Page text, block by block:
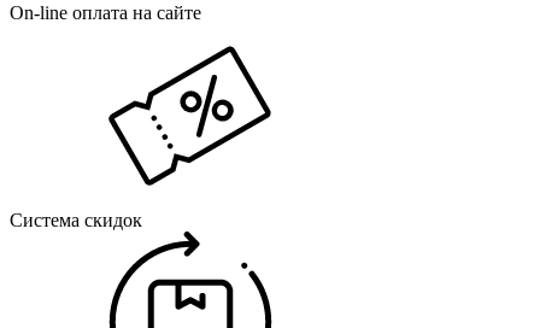
On-line оплата на сайте
Система скидок